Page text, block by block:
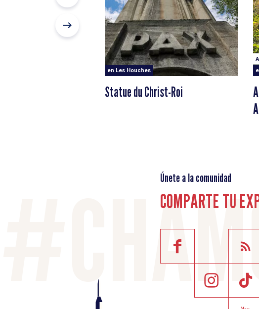
en Les Houches
Statue du Christ-Roi
Únete a la comunidad
COMPARTE TU